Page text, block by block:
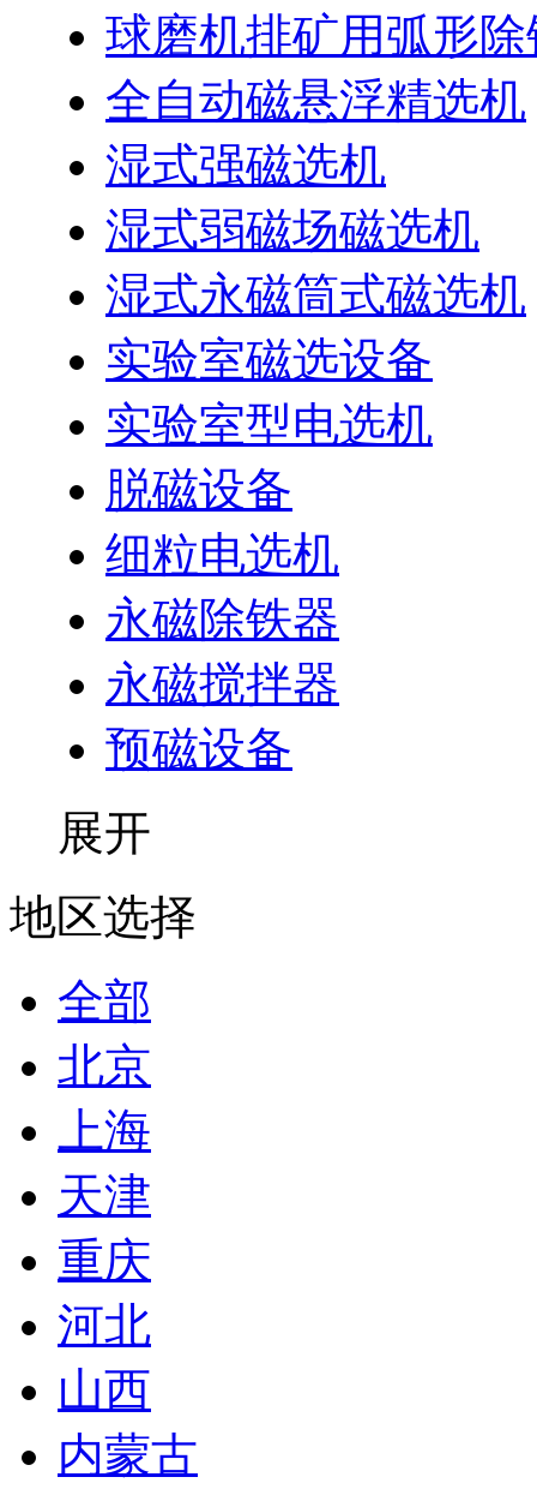
球磨机排矿用弧形
全自动磁悬浮精选机
湿式强磁选机
湿式弱磁场磁选机
湿式永磁筒式磁选机
实验室磁选设备
实验室型电选机
脱磁设备
细粒电选机
永磁除铁器
永磁搅拌器
预磁设备
展开
地区选择
全部
北京
上海
天津
重庆
河北
山西
内蒙古